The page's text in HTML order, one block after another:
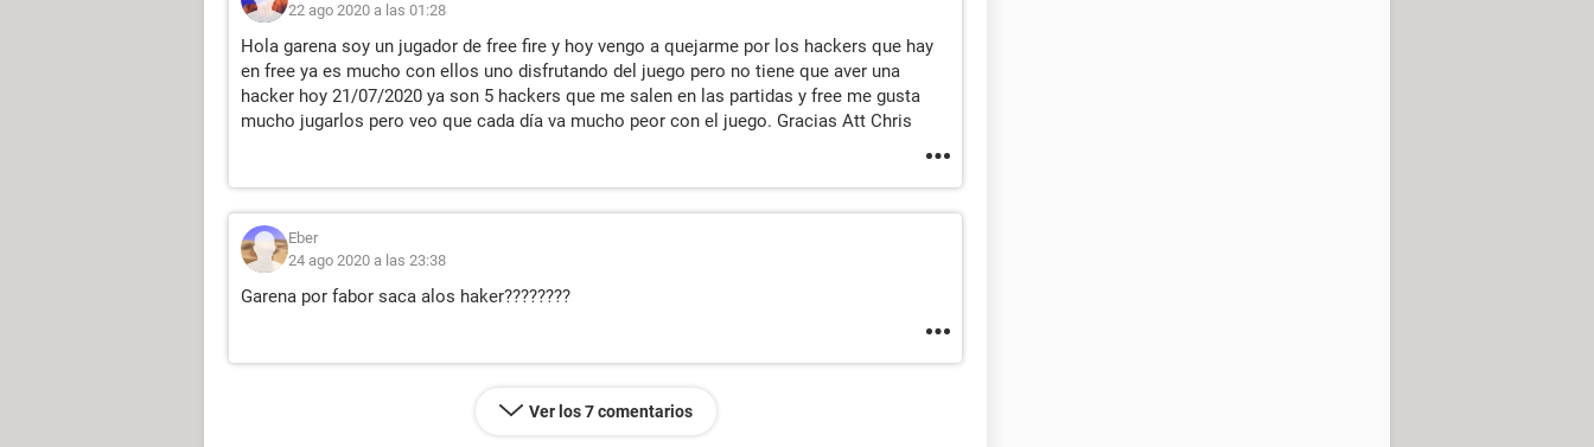
22 ago 2020 a las 01:28
Hola garena soy un jugador de free fire y hoy vengo a quejarme por los hackers que hay
en free ya es mucho con ellos uno disfrutando del juego pero no tiene que aver una
hacker hoy 21/07/2020 ya son 5 hackers que me salen en las partidas y free me gusta
mucho jugarlos pero veo que cada día va mucho peor con el juego. Gracias Att Chris
Eber
24 ago 2020 a las 23:38
Garena por fabor saca alos haker????????
Ver los 7 comentarios